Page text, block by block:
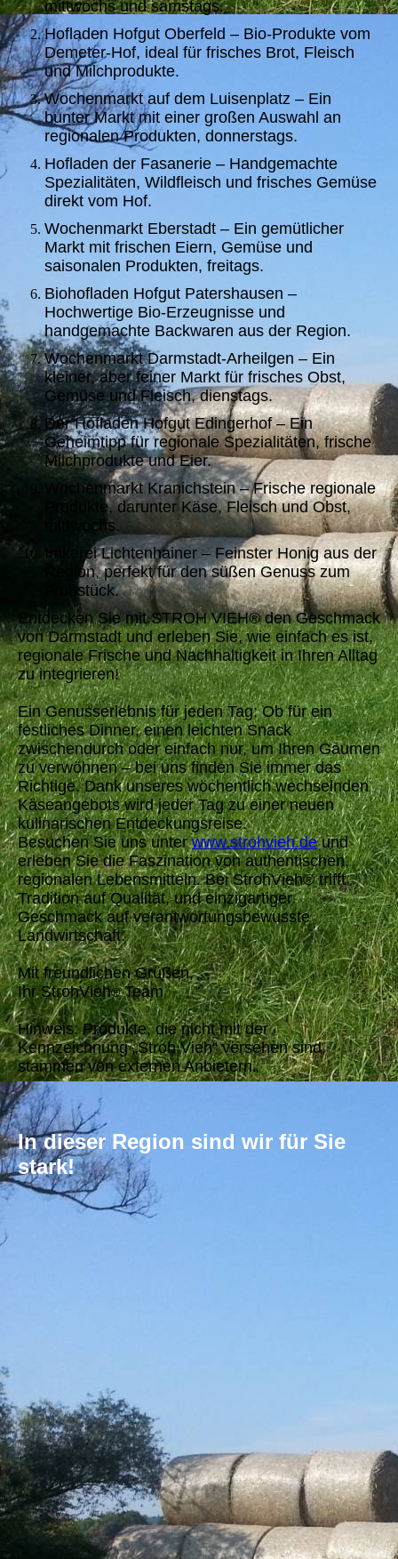
mittwochs und samstags.
Hofladen Hofgut Oberfeld – Bio-Produkte vom
Demeter-Hof, ideal für frisches Brot, Fleisch
und Milchprodukte.
Wochenmarkt auf dem Luisenplatz – Ein
bunter Markt mit einer großen Auswahl an
regionalen Produkten, donnerstags.
Hofladen der Fasanerie – Handgemachte
Spezialitäten, Wildfleisch und frisches Gemüse
direkt vom Hof.
Wochenmarkt Eberstadt – Ein gemütlicher
Markt mit frischen Eiern, Gemüse und
saisonalen Produkten, freitags.
Biohofladen Hofgut Patershausen –
Hochwertige Bio-Erzeugnisse und
handgemachte Backwaren aus der Region.
Wochenmarkt Darmstadt-Arheilgen – Ein
kleiner, aber feiner Markt für frisches Obst,
Gemüse und Fleisch, dienstags.
Der Hofladen Hofgut Edingerhof – Ein
Geheimtipp für regionale Spezialitäten, frische
Milchprodukte und Eier.
Wochenmarkt Kranichstein – Frische regionale
Produkte, darunter Käse, Fleisch und Obst,
mittwochs.
Imkerei Lichtenhainer – Feinster Honig aus der
Region, perfekt für den süßen Genuss zum
Frühstück.
Entdecken Sie mit STROH VIEH® den Geschmack
von Darmstadt und erleben Sie, wie einfach es ist,
regionale Frische und Nachhaltigkeit in Ihren Alltag
zu integrieren!
Ein Genusserlebnis für jeden Tag: Ob für ein
festliches Dinner, einen leichten Snack
zwischendurch oder einfach nur, um Ihren Gaumen
zu verwöhnen – bei uns finden Sie immer das
Richtige. Dank unseres wöchentlich wechselnden
Käseangebots wird jeder Tag zu einer neuen
kulinarischen Entdeckungsreise.
Besuchen Sie uns unterwww.strohvieh.deund
erleben Sie die Faszination von authentischen,
regionalen Lebensmitteln. Bei StrohVieh® trifft
Tradition auf Qualität, und einzigartiger
Geschmack auf verantwortungsbewusste
Landwirtschaft.
Mit freundlichen Grüßen,
Ihr StrohVieh®Team
Hinweis: Produkte, die nicht mit der
Kennzeichnung „Stroh Vieh“ versehen sind,
stammen von externen Anbietern.
In dieser Region sind wir für Sie
stark!